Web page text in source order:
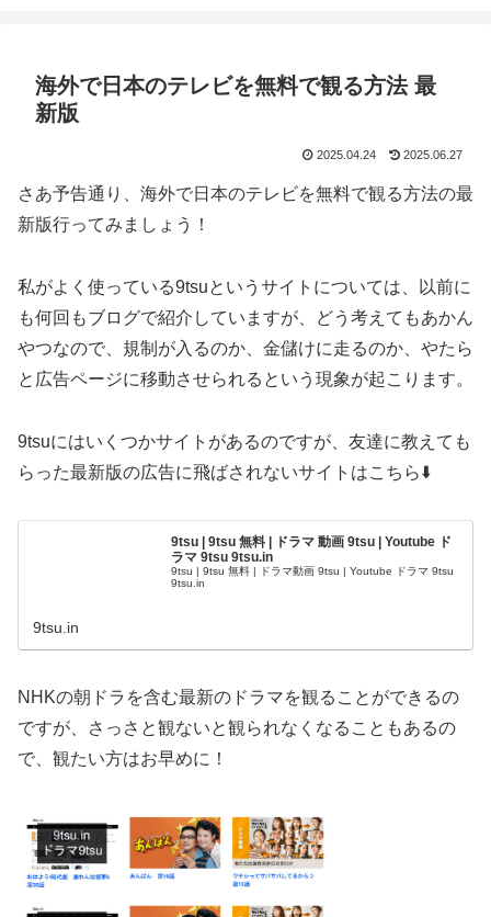
海外で日本のテレビを無料で観る方法 最
新版
2025.04.24 2025.06.27
さあ予告通り、海外で日本のテレビを無料で観る方法の最
新版行ってみましょう！
私がよく使っている9tsuというサイトについては、以前に
も何回もブログで紹介していますが、どう考えてもあかん
やつなので、規制が入るのか、金儲けに走るのか、やたら
と広告ページに移動させられるという現象が起こります。
9tsuにはいくつかサイトがあるのですが、友達に教えても
らった最新版の広告に飛ばされないサイトはこちら⬇️
9tsu | 9tsu 無料 | ドラマ 動画 9tsu | Youtube ド
ラマ 9tsu 9tsu.in
9tsu | 9tsu 無料 | ドラマ動画 9tsu | Youtube ドラマ 9tsu
9tsu.in
9tsu.in
NHKの朝ドラを含む最新のドラマを観ることができるの
ですが、さっさと観ないと観られなくなることもあるの
で、観たい方はお早めに！